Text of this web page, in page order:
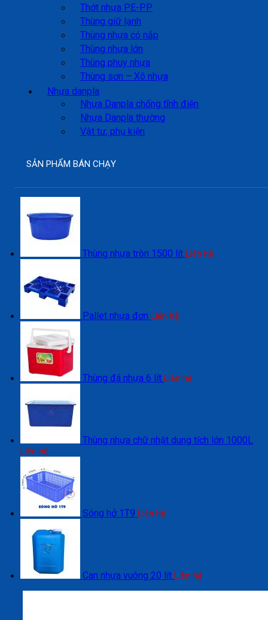
Thớt nhựa PE-PP
Thùng giữ lạnh
Thùng nhựa có nắp
Thùng nhựa lớn
Thùng phuy nhựa
Thùng sơn – Xô nhựa
Nhựa danpla
Nhựa Danpla chống tĩnh điện
Nhựa Danpla thường
Vật tư, phụ kiện
SẢN PHẨM BÁN CHẠY
Thùng nhựa tròn 1500 lít Liên hệ
Pallet nhựa đơn Liên hệ
Thùng đá nhựa 6 lít Liên hệ
Thùng nhựa chữ nhật dung tích lớn 1000L
Liên hệ
Sóng hở 1T9 Liên hệ
Can nhựa vuông 20 lít Liên hệ